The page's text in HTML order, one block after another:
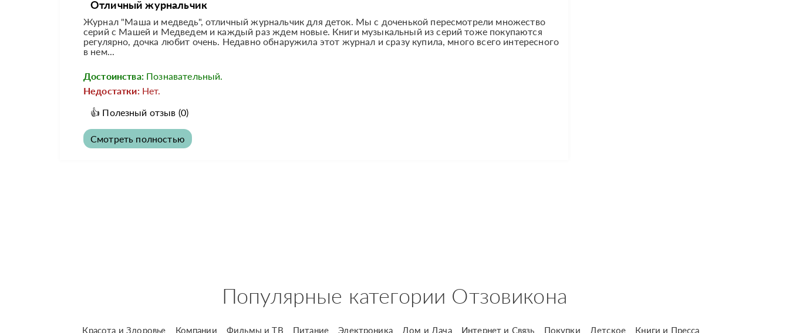
Отличный журнальчик
Журнал "Маша и медведь", отличный журнальчик для деток. Мы с доченькой пересмотрели множество
серий с Машей и Медведем и каждый раз ждем новые. Книги музыкальный из серий тоже покупаются
регулярно, дочка любит очень. Недавно обнаружила этот журнал и сразу купила, много всего интересного
в нем...
Достоинства: Познавательный.
Недостатки: Нет.
👍 Полезный отзыв (0)
Смотреть полностью
Популярные категории Отзовикона
Красота и Здоровье Компании Фильмы и ТВ Питание Электроника Дом и Дача Интернет и Связь Покупки Детское Книги и Пресса